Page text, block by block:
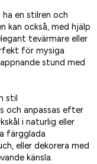
en stilren och
kan också, med hjälp
tevärmare eller
för mysiga
stund med
stil
och anpassas efter
i naturlig eller
färgglada
eller dekorera med
känsla.